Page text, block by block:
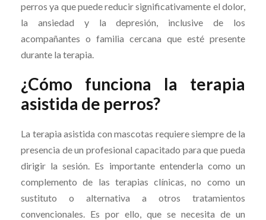
perros ya que puede reducir significativamente el dolor,
la ansiedad y la depresión, inclusive de los
acompañantes o familia cercana que esté presente
durante la terapia.
¿Cómo funciona la terapia
asistida de perros?
La terapia asistida con mascotas requiere siempre de la
presencia de un profesional capacitado para que pueda
dirigir la sesión. Es importante entenderla como un
complemento de las terapias clínicas, no como un
sustituto o alternativa a otros tratamientos
convencionales. Es por ello, que se necesita de un